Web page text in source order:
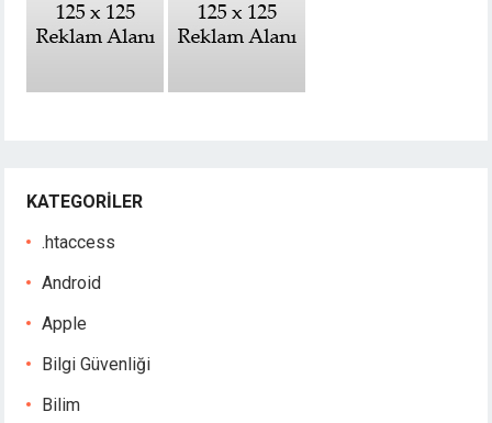
KATEGORILER
.htaccess
Android
Apple
Bilgi Güvenliği
Bilim